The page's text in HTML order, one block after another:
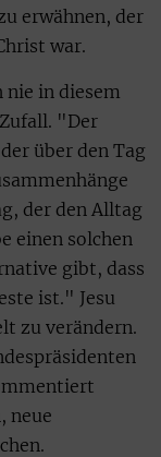
erwähnen, der
war.
nie in diesem
"Der
über den Tag
der den Alltag
einen solchen
gibt, dass
ist." Jesu
zu verändern.
neue